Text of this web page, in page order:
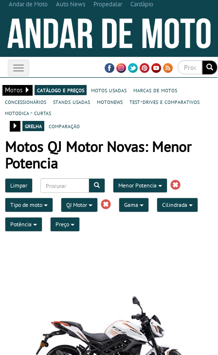
Andar de Moto Auto News Propedalar Cardápio
Toggle
navigation
Motos
catálogo e preços motos usadas
marcas de motos
concessionários
stands usadas motonews
test-drives e comparativos
motodica - curtas
grelha
comparação
Motos QJ Motor Novas: Menor
Potencia
Limpar Menor Potencia
Tipo de moto QJ Motor Gama Cilindrada
Potência Preço